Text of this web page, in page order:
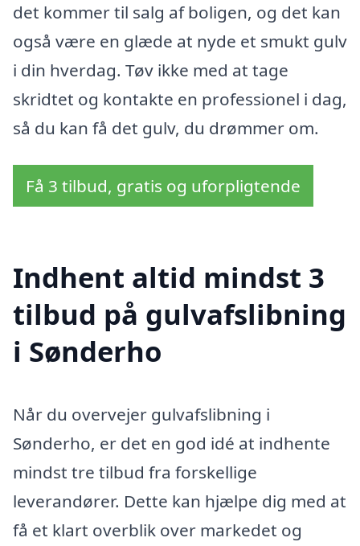
det kommer til salg af boligen, og det kan
også være en glæde at nyde et smukt gulv
i din hverdag. Tøv ikke med at tage
skridtet og kontakte en professionel i dag,
så du kan få det gulv, du drømmer om.
Få 3 tilbud, gratis og uforpligtende
Indhent altid mindst 3
tilbud på gulvafslibning
i Sønderho
Når du overvejer gulvafslibning i
Sønderho, er det en god idé at indhente
mindst tre tilbud fra forskellige
leverandører. Dette kan hjælpe dig med at
få et klart overblik over markedet og